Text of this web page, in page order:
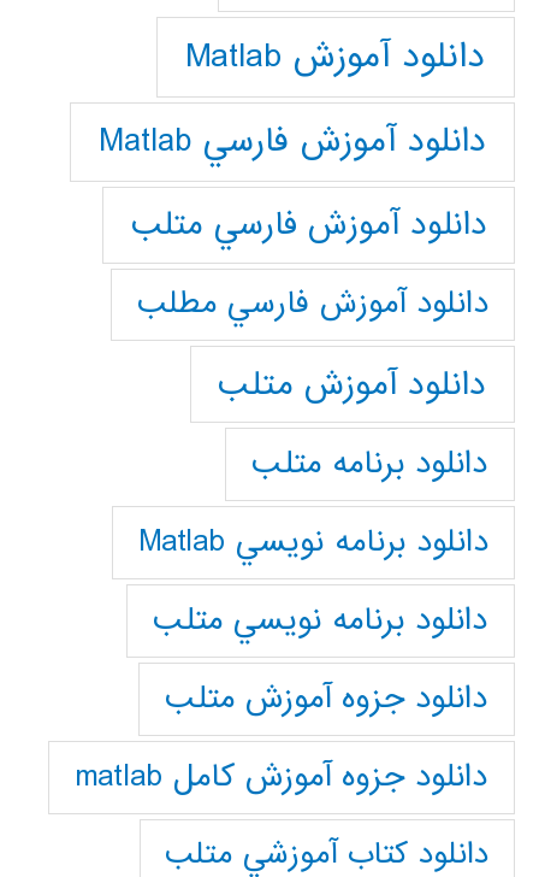
دانلود آموزش Matlab
دانلود آموزش فارسي Matlab
دانلود آموزش فارسي متلب
دانلود آموزش فارسي مطلب
دانلود آموزش متلب
دانلود برنامه متلب
دانلود برنامه نويسي Matlab
دانلود برنامه نويسي متلب
دانلود جزوه آموزش متلب
دانلود جزوه آموزش کامل matlab
دانلود كتاب آموزشي متلب